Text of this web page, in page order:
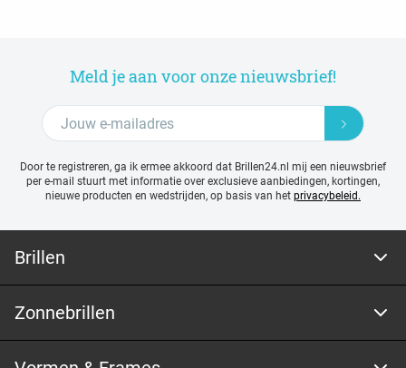
Meld je aan voor onze nieuwsbrief!
Door te registreren, ga ik ermee akkoord dat Brillen24.nl mij een nieuwsbrief
per e-mail stuurt met informatie over exclusieve aanbiedingen, kortingen,
nieuwe producten en wedstrijden, op basis van het privacybeleid.
Brillen
Zonnebrillen